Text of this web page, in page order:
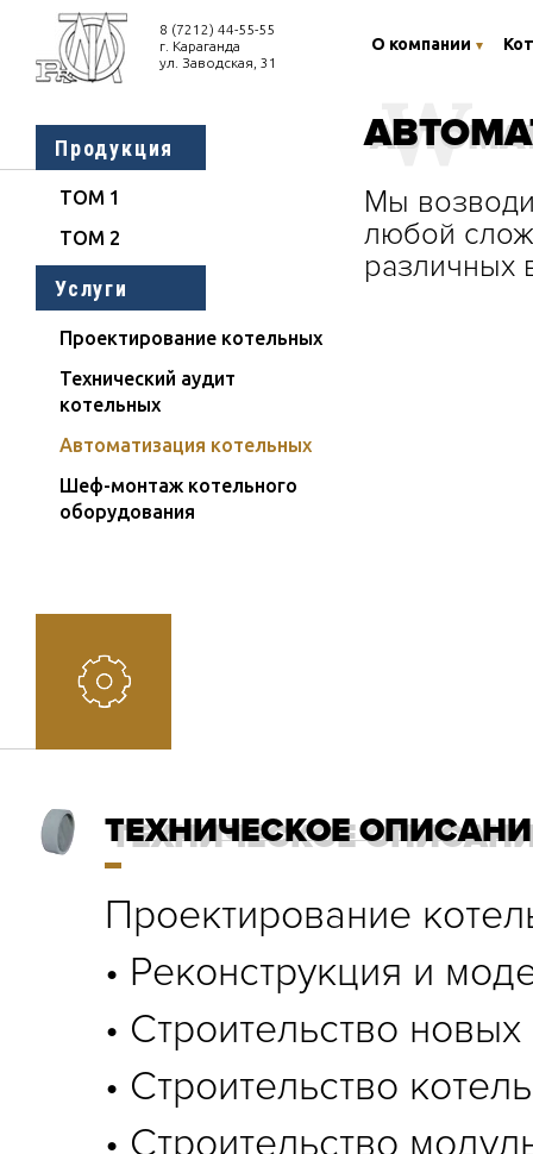
8 (7212) 44-55-55
г. Караганда
ул. Заводская, 31
О компании
Продукция
ТОМ 1
ТОМ 2
Услуги
Проектирование котельных
Технический аудит
котельных
Автоматизация котельных
Шеф-монтаж котельного
оборудования
W
Мы
любой
различных
ТЕХНИЧЕСКОЕ
ТЕХНИЧЕСКОЕ
Проектирование
• Реконструкция и
• Строительство
• Строительство
• Строительство